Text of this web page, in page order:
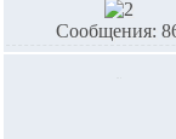
Сообщения: